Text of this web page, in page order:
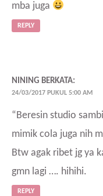
mba juga
REPLY
NINING BERKATA:
24/03/2017 PUKUL 5:00 AM
“Beresin studio
mimik cola juga nih
Btw agak ribet jg ya
gmn lagi …. hihihi.
REPLY